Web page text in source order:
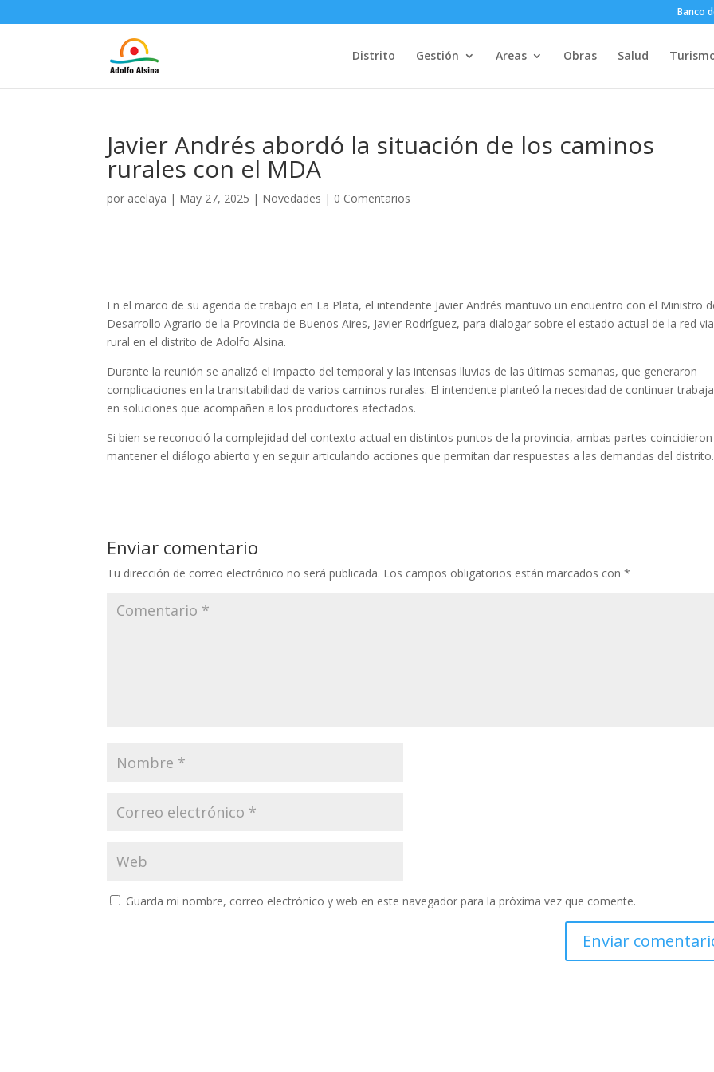
Banco
Distrito Gestión Areas Obras Salud
Javier Andrés abordó la situación de los caminos
rurales con el MDA
por acelaya | May 27, 2025 | Novedades | 0 Comentarios
En el marco de su agenda de trabajo en La Plata, el intendente Javier Andrés mantuvo un encuentro con el Ministro
Desarrollo Agrario de la Provincia de Buenos Aires, Javier Rodríguez, para dialogar sobre el estado actual de la red
rural en el distrito de Adolfo Alsina.
Durante la reunión se analizó el impacto del temporal y las intensas lluvias de las últimas semanas, que generaron
complicaciones en la transitabilidad de varios caminos rurales. El intendente planteó la necesidad de continuar
en soluciones que acompañen a los productores afectados.
Si bien se reconoció la complejidad del contexto actual en distintos puntos de la provincia, ambas partes coincidieron
mantener el diálogo abierto y en seguir articulando acciones que permitan dar respuestas a las demandas del distrito.
Enviar comentario
Tu dirección de correo electrónico no será publicada. Los campos obligatorios están marcados con*
Guarda mi nombre, correo electrónico y web en este navegador para la próxima vez que comente.